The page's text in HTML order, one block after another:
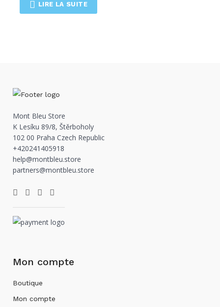
LIRE LA SUITE
Mont Bleu Store
K Lesíku 89/8, Štěrboholy
102 00 Praha Czech Republic
+420241405918
help@montbleu.store
partners@montbleu.store
Mon compte
Boutique
Mon compte